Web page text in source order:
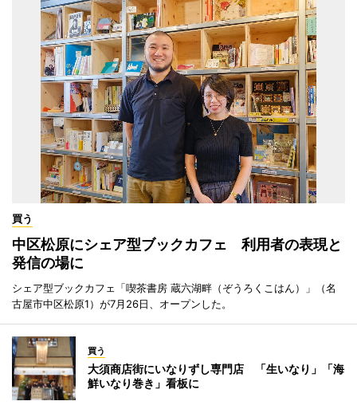
買う
中区松原にシェア型ブックカフェ 利用者の表現と
発信の場に
シェア型ブックカフェ「喫茶書房 蔵六湖畔（ぞうろくこはん）」（名
古屋市中区松原1）が7月26日、オープンした。
買う
大須商店街にいなりずし専門店 「生いなり」「海
鮮いなり巻き」看板に